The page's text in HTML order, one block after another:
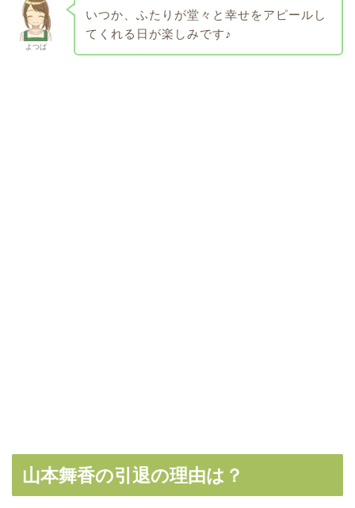
よつば
いつか、ふたりが堂々と幸せをアピールし
てくれる日が楽しみです♪
山本舞香の引退の理由は？